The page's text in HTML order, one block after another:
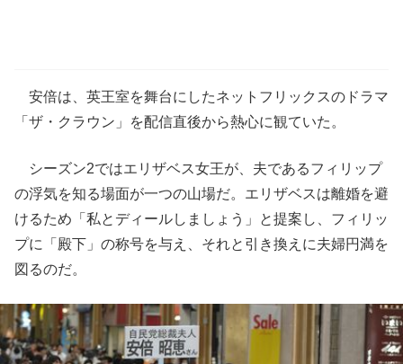
安倍は、英王室を舞台にしたネットフリックスのドラマ
「ザ・クラウン」を配信直後から熱心に観ていた。
シーズン2ではエリザベス女王が、夫であるフィリップ
の浮気を知る場面が一つの山場だ。エリザベスは離婚を避
けるため「私とディールしましょう」と提案し、フィリッ
プに「殿下」の称号を与え、それと引き換えに夫婦円満を
図るのだ。